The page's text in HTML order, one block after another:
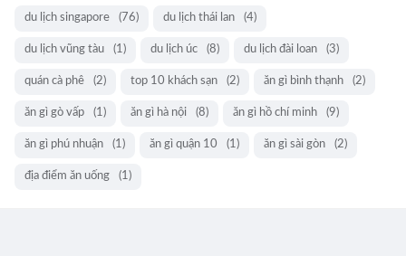
du lịch singapore (76) du lịch thái lan (4)
du lịch vũng tàu (1) du lịch úc (8) du lịch đài loan (3)
quán cà phê (2) top 10 khách sạn (2) ăn gì bình thạnh (2)
ăn gì gò vấp (1) ăn gì hà nội (8) ăn gì hồ chí minh (9)
ăn gì phú nhuận (1) ăn gì quận 10 (1) ăn gì sài gòn (2)
địa điểm ăn uống (1)